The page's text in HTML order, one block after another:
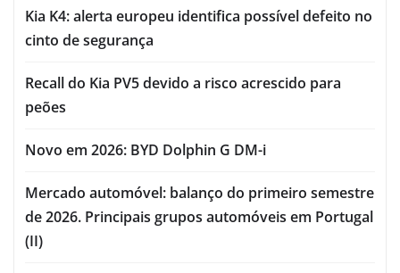
Kia K4: alerta europeu identifica possível defeito no
cinto de segurança
Recall do Kia PV5 devido a risco acrescido para
peões
Novo em 2026: BYD Dolphin G DM-i
Mercado automóvel: balanço do primeiro semestre
de 2026. Principais grupos automóveis em Portugal
(II)